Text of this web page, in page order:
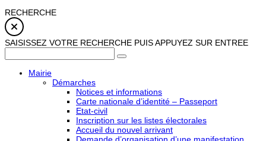
RECHERCHE
SAISISSEZ VOTRE RECHERCHE PUIS APPUYEZ SUR ENTREE
Mairie
Démarches
Notices et informations
Carte nationale d’identité – Passeport
Etat-civil
Inscription sur les listes électorales
Accueil du nouvel arrivant